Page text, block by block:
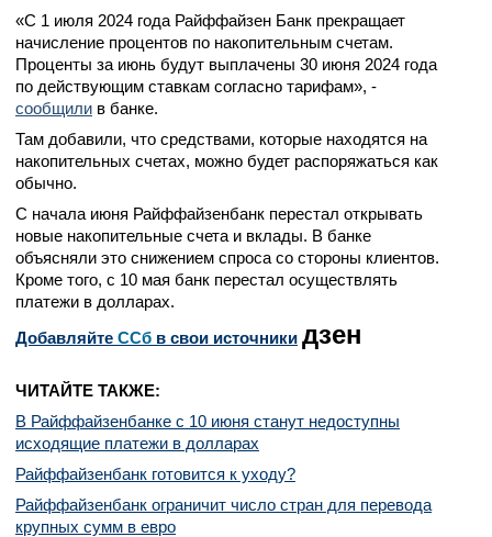
«С 1 июля 2024 года Райффайзен Банк прекращает
начисление процентов по накопительным счетам.
Проценты за июнь будут выплачены 30 июня 2024 года
по действующим ставкам согласно тарифам», -
сообщили в банке.
Там добавили, что средствами, которые находятся на
накопительных счетах, можно будет распоряжаться как
обычно.
С начала июня Райффайзенбанк перестал открывать
новые накопительные счета и вклады. В банке
объясняли это снижением спроса со стороны клиентов.
Кроме того, с 10 мая банк перестал осуществлять
платежи в долларах.
Добавляйте CСб в свои источники дзен
ЧИТАЙТЕ ТАКЖЕ:
В Райффайзенбанке с 10 июня станут недоступны
исходящие платежи в долларах
Райффайзенбанк готовится к уходу?
Райффайзенбанк ограничит число стран для перевода
крупных сумм в евро